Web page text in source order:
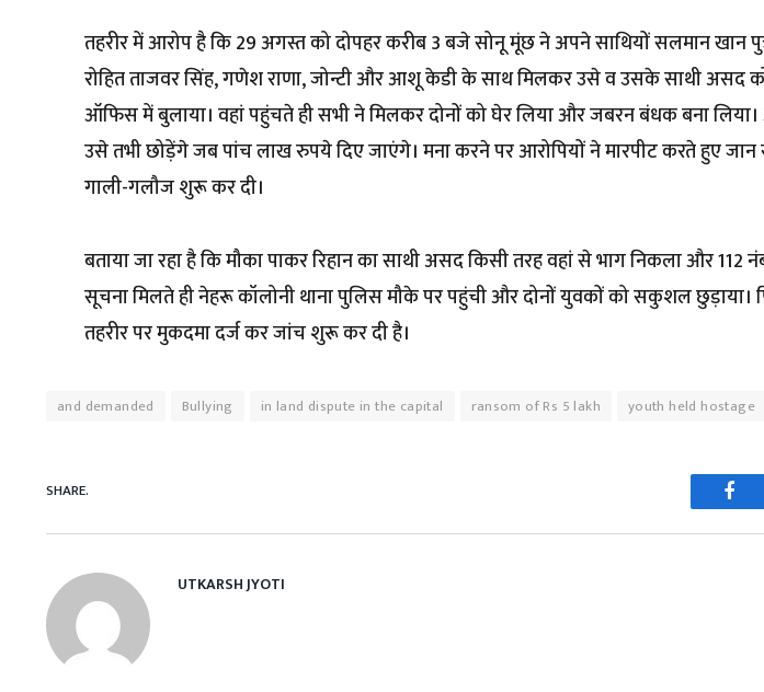
तहरीर में आरोप है कि 29 अगस्त को दोपहर करीब 3 बजे सोनू मूंछ ने अपने साथियों सलमान खान
रोहित ताजवर सिंह, गणेश राणा, जोन्टी और आशू केडी के साथ मिलकर उसे व उसके साथी असद
ऑफिस में बुलाया। वहां पहुंचते ही सभी ने मिलकर दोनों को घेर लिया और जबरन बंधक बना लिया।
उसे तभी छोड़ेंगे जब पांच लाख रुपये दिए जाएंगे। मना करने पर आरोपियों ने मारपीट करते हुए
गाली-गलौज शुरू कर दी।
बताया जा रहा है कि मौका पाकर रिहान का साथी असद किसी तरह वहां से भाग निकला और 112
सूचना मिलते ही नेहरू कॉलोनी थाना पुलिस मौके पर पहुंची और दोनों युवकों को सकुशल छुड़ाया।
तहरीर पर मुकदमा दर्ज कर जांच शुरू कर दी है।
and demanded Bullying in land dispute in the capital ransom of Rs 5 lakh youth held hostage
SHARE.
UTKARSH JYOTI